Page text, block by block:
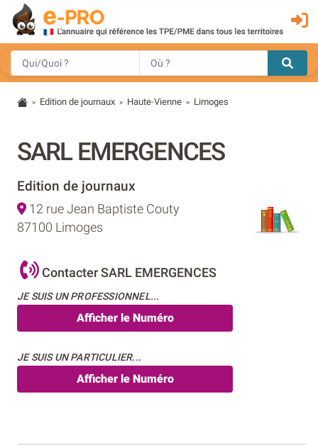
> Edition de journaux > Haute-Vienne > Limoges
SARL EMERGENCES
Edition de journaux
12 rue Jean Baptiste Couty
87100 Limoges
Contacter SARL EMERGENCES
JE SUIS UN PROFESSIONNEL...
Afficher le Numéro
JE SUIS UN PARTICULIER...
Afficher le Numéro